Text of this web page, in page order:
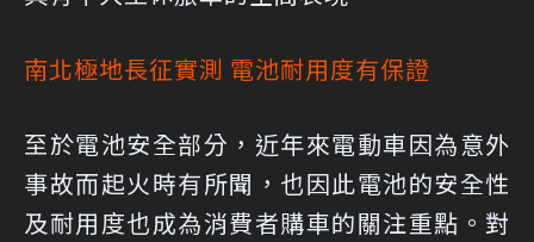
南北極地長征實測 電池耐用度有保證
至於電池安全部分，近年來電動車因為意外
事故而起火時有所聞，也因此電池的安全性
及耐用度也成為消費者購車的關注重點。對